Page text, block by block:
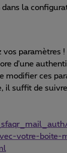
la
paramètres !
d'une
modifier ces
il suffit de
votre-boite-